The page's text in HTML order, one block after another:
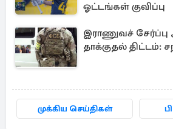
ஓட்டங்கள் குவிப்பு
இராணுவச்
தாக்குதல் திட்டம்:
முக்கிய செய்திகள்